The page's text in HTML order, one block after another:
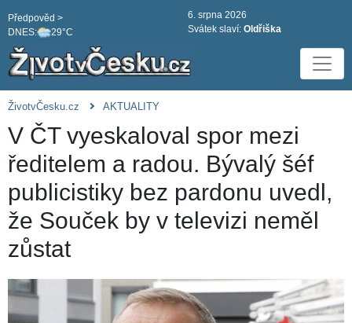
DNES: 29°C
Předpověd >
6. srpna 2026
Svátek slaví: Oldřiška
ŽivotvČesku.cz AKTUALITY
V ČT vyeskaloval spor mezi
ředitelem a radou. Bývalý šéf
publicistiky bez pardonu uvedl,
že Souček by v televizi neměl
zůstat